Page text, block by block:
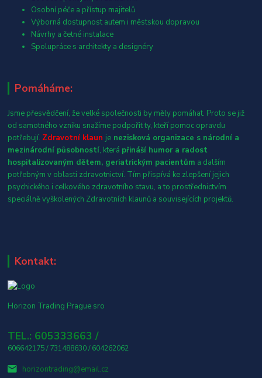
Osobní péče a přístup majitelů
Výborná dostupnost autem i městskou dopravou
Návrhy a četné instalace
Spolupráce s architekty a designéry
Pomáháme:
Jsme přesvědčení, že velké společnosti by měly pomáhat. Proto se již
od samotného vzniku snažíme podpořit ty, kteří pomoc opravdu
potřebují. Zdravotní klaun je nezisková organizace s národní a
mezinárodní působností, která přináší humor a radost
hospitalizovaným dětem, geriatrickým pacientům a dalším
potřebným v oblasti zdravotnictví. Tím přispívá ke zlepšení jejich
psychického i celkového zdravotního stavu, a to prostřednictvím
speciálně vyškolených Zdravotních klaunů a souvisejících projektů.
Kontakt:
Horizon Trading Prague sro
TEL.: 605333663 /
606642175 / 731488630 / 604262062
horizontrading@email.cz